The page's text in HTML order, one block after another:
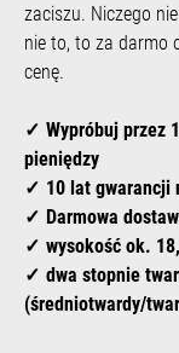
zaciszu. Niczego
nie to, to za darmo
cenę.
Wypróbuj przez
pieniędzy
10 lat gwarancji
Darmowa
wysokość ok.
dwa stopnie
(średniotwardy/